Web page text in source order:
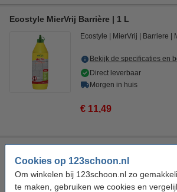
Cookies op 123schoon.nl
Om winkelen bij 123schoon.nl zo
te maken, gebruiken we cookies en
Ecostyle MierVrij Barrière | 1 L
Ecostyle MierVrij Barriere
Bekijk de specificaties en
Direct leverbaar
Morgen in huis
€ 11,49
Mieren